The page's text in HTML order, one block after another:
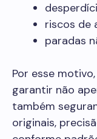
riscos de
paradas
Por esse
garantir não
também
originais,